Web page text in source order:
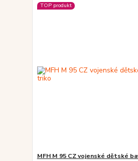
TOP produkt
MFH M 95 CZ vojenské dětské